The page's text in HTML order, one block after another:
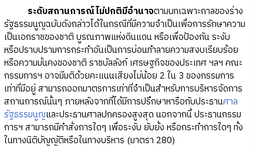
ระดับสถานการณ์ไม่ปกติมีอำนาจตามบทเฉพาะกาลของร่าง
รัฐธรรมนูญฉบับดังกล่าวได้ในกรณีที่มีความจำเป็นเพื่อการรักษาความ
เป็นเอกราชของชาติ บูรณภาพแห่งดินแดน หรือเพื่อป้องกัน ระงับ
หรือปราบปรามการกระทำอันเป็นการบ่อนทำลายความสงบเรียบร้อย
หรือความมั่นคงของชาติ ราชบัลลังก์ เศรษฐกิจของประเทศ ฯลฯ คณะ
กรรมการฯ อาจมีมติด้วยคะแนนเสียงไม่น้อย 2 ใน 3 ของกรรมการ
เท่าที่มีอยู่ สามารถออกมาตรการเท่าที่จำเป็นสำหรับการบริหารจัดการ
สถานการณ์นั้นๆ ภายหลังจากที่ได้มีการปรึกษาหารือกับประธานศาล
รัฐธรรมนูญและประธานศาลปกครองสูงสุด นอกจากนี้ ประธานกรรม
การฯ สามารถมีคำสั่งการใดๆ เพื่อระงับ ยับยั้ง หรือกระทำการใดๆ ทั้ง
ในทางนิติบัญญัติหรือในทางบริหาร (มาตรา 280)